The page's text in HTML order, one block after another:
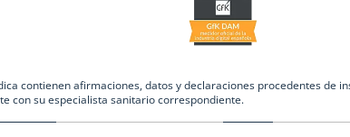
contienen afirmaciones, datos y declaraciones procedentes de
con su especialista sanitario correspondiente.